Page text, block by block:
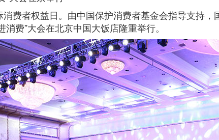
费者权益日。由中国保护消费者基金会指导支持
费”大会在北京中国大饭店隆重举行。